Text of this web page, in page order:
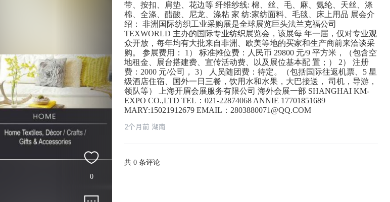
0
带、按扣、肩垫、花边等 纤维纱线: 棉、丝、毛、麻、氨纶、天丝、涤
棉、全涤、醋酸、尼龙、涤粘 家 纺:家纺面料、毛毯、床上用品 展会介
绍： 非洲国际纺织工业采购展是全球展览巨头法兰克福公司
TEXWORLD 主办的国际专业纺织展览会，该展每 年一届，仅对专业观
众开放，每年均有大批来自非洲、欧美等地的买家和生产商前来洽谈采
购。 参展费用： 1） 标准摊位费：人民币 29800 元/9 平方米，（包含空
地租金、展台搭建费、宣传活动费、以及展位基本配 置；） 2） 注册
费：2000 元/公司， 3） 人员随团费：待定。（包括国际往返机票、5 星
级酒店住宿、国外一日三餐，饮用水和水果，大巴接送， 司机，导游，
领队等） 上海开眉会展服务有限公司 海外会展一部 SHANGHAI KM-
EXPO CO.,LTD TEL：021-22874068 ANNIE 17701851689
MARY:15021912679 EMAIL：2803880071@QQ.COM
2个月前 湖南
共 0 条评论